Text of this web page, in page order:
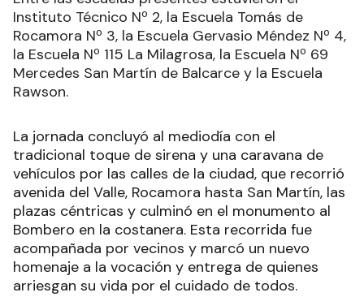
Instituto Técnico Nº 2, la Escuela Tomás de
Rocamora Nº 3, la Escuela Gervasio Méndez Nº 4,
la Escuela Nº 115 La Milagrosa, la Escuela Nº 69
Mercedes San Martín de Balcarce y la Escuela
Rawson.
La jornada concluyó al mediodía con el
tradicional toque de sirena y una caravana de
vehículos por las calles de la ciudad, que recorrió
avenida del Valle, Rocamora hasta San Martín, las
plazas céntricas y culminó en el monumento al
Bombero en la costanera. Esta recorrida fue
acompañada por vecinos y marcó un nuevo
homenaje a la vocación y entrega de quienes
arriesgan su vida por el cuidado de todos.